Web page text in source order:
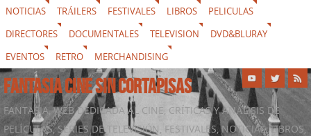
NOTICIAS TRÁILERS FESTIVALES LIBROS
PELICULAS
DIRECTORES
DOCUMENTALES TELEVISION
DVD&BLURAY
EVENTOS
RETRO MERCHANDISING
FANTASIA CINE SIN CORTAPISAS
FANTASIA, WEB DEDICADA AL CINE, CRÍTICAS Y ANÁLISIS DE
PELÍCULAS, SERIES DE TELEVISIÓN, FESTIVALES, NOTICIAS, LIBROS,